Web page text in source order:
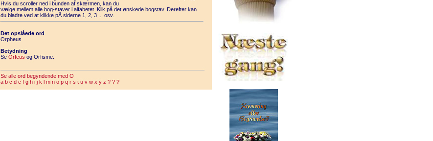
Hvis du scroller ned i bunden af skærmen, kan du
vælge mellem alle bog-staver i alfabetet. Klik på det ønskede bogstav. Derefter kan
du bladre ved at klikke pÅ siderne 1, 2, 3 ... osv.
Det opslåede ord
Orpheus
Betydning
Se Orfeus og Orfisme.
Se alle ord begyndende med O
a b c d e f g h i j k l m n o p q r s t u v w x y z ? ? ?